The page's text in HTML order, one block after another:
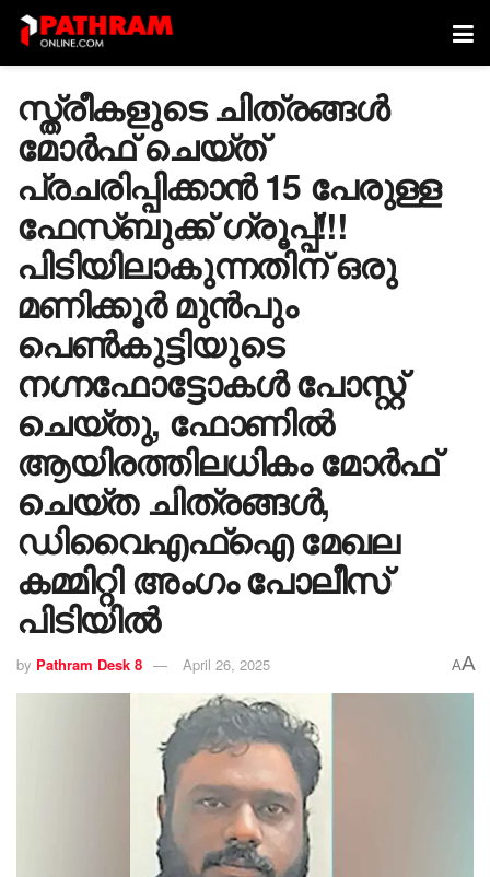
സ്ത്രീകളുടെ ചിത്രങ്ങൾ
മോർഫ് ചെയ്ത്
പ്രചരിപ്പിക്കാൻ 15 പേരുള്ള
ഫേസ്ബുക്ക് ഗ്രൂപ്പ്!!!
പിടിയിലാകുന്നതിന് ഒരു
മണിക്കൂർ മുൻപും
പെൺകുട്ടിയുടെ
നഗ്നഫോട്ടോകൾ പോസ്റ്റ്
ചെയ്തു, ഫോണിൽ
ആയിരത്തിലധികം മോർഫ്
ചെയ്ത ചിത്രങ്ങൾ,
ഡിവൈഎഫ്ഐ മേഖല
കമ്മിറ്റി അംഗം പോലീസ്
പിടിയിൽ
by Pathram Desk 8 April 26, 2025 AA